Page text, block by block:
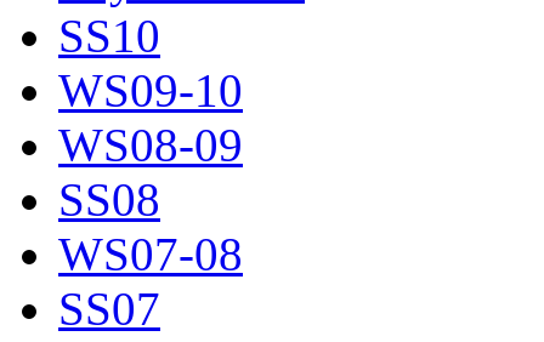
SS10
WS09-10
WS08-09
SS08
WS07-08
SS07